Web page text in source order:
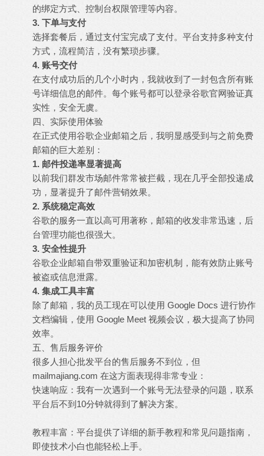
的绑定方式、控制台权限管理等内容。
3. 下单与支付
选择套餐后，通过支付宝完成了支付。平台支持多种支付
方式，流程简洁，没有繁琐步骤。
4. 账号交付
在支付成功后的几个小时内，我就收到了一封包含所有账
号详细信息的邮件。每个账号都可以登录谷歌官网验证真
实性，安全无虞。
四、实际使用体验
在正式使用谷歌企业邮箱之后，我明显感受到与之前免费
邮箱的巨大差别：
1. 邮件投递率显著提高
以前我们群发市场邮件常常被拦截，现在几乎全部投递成
功，显著提升了邮件营销效果。
2. 系统稳定高效
谷歌的服务一直以高可用著称，邮箱的收发非常迅速，后
台管理功能也很强大。
3. 安全性提升
谷歌企业邮箱自带双重验证和加密机制，能有效防止账号
被盗或信息泄露。
4. 集成工具丰富
除了邮箱，我的员工现在可以使用 Google Docs 进行协作
文档编辑，使用 Google Meet 视频会议，极大提高了协同
效率。
五、售后服务评价
很多人担心批发平台的售后服务不到位，但
mailmajiang.com 在这方面表现得非常专业：
快速响应：我有一次遇到一个账号无法登录的问题，联系
平台后不到10分钟就得到了解决方案。
教程丰富：平台提供了详细的新手教程和常见问题指南，
即使技术小白也能轻松上手。